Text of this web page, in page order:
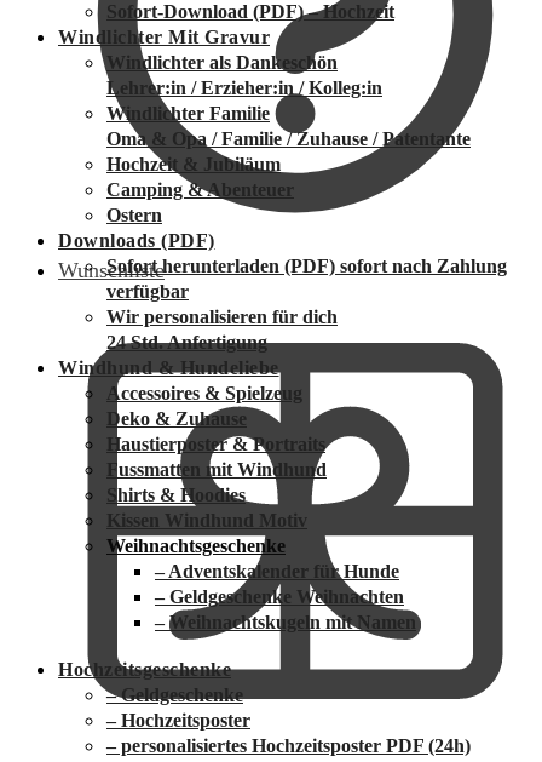
Wunschliste
Sofort-Download (PDF) – Hochzeit
Windlichter Mit Gravur
Windlichter als Dankeschön
Lehrer:in / Erzieher:in / Kolleg:in
Windlichter Familie
Oma & Opa / Familie / Zuhause / Patentante
Hochzeit & Jubiläum
Camping & Abenteuer
Ostern
Downloads (PDF)
Sofort herunterladen (PDF) sofort nach Zahlung
verfügbar
Wir personalisieren für dich
24 Std. Anfertigung
Windhund & Hundeliebe
Accessoires & Spielzeug
Deko & Zuhause
Haustierposter & Portraits
Fussmatten mit Windhund
Shirts & Hoodies
Kissen Windhund Motiv
Weihnachtsgeschenke
– Adventskalender für Hunde
– Geldgeschenke Weihnachten
– Weihnachtskugeln mit Namen
Hochzeitsgeschenke
– Geldgeschenke
– Hochzeitsposter
– personalisiertes Hochzeitsposter PDF (24h)